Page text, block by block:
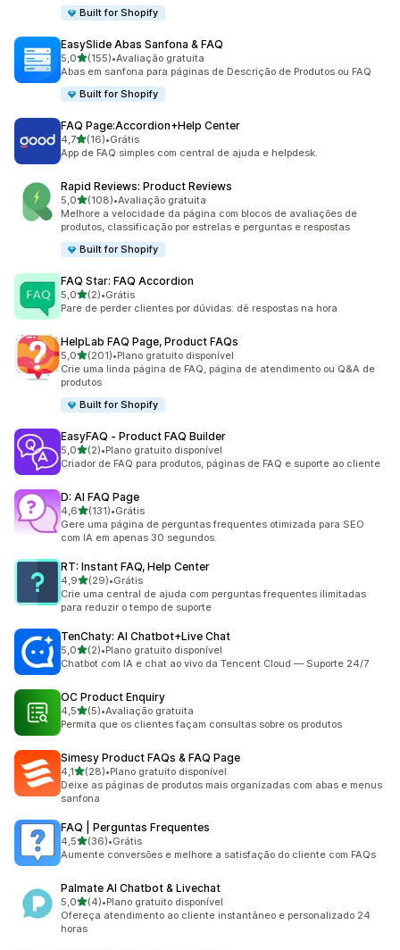
Built for Shopify
EasySlide Abas Sanfona & FAQ
5,0de 5 estrelas
(155)
155 avaliações ao todo
•Avaliação gratuita
Abas em sanfona para páginas de Descrição de Produtos ou FAQ
Built for Shopify
FAQ Page:Accordion+Help Center
4,7de 5 estrelas
(16)
16 avaliações ao todo
•Grátis
App de FAQ simples com central de ajuda e helpdesk.
Rapid Reviews: Product Reviews
5,0de 5 estrelas
(108)
108 avaliações ao todo
•Avaliação gratuita
Melhore a velocidade da página com blocos de avaliações de
produtos, classificação por estrelas e perguntas e respostas
Built for Shopify
FAQ Star: FAQ Accordion
5,0de 5 estrelas
(2)
2 avaliações ao todo
•Grátis
Pare de perder clientes por dúvidas: dê respostas na hora
HelpLab FAQ Page, Product FAQs
5,0de 5 estrelas
(201)
201 avaliações ao todo
•Plano gratuito disponível
Crie uma linda página de FAQ, página de atendimento ou Q&A de
produtos
Built for Shopify
EasyFAQ ‑ Product FAQ Builder
5,0de 5 estrelas
(2)
2 avaliações ao todo
•Plano gratuito disponível
Criador de FAQ para produtos, páginas de FAQ e suporte ao cliente
D: AI FAQ Page
4,6de 5 estrelas
(131)
131 avaliações ao todo
•Grátis
Gere uma página de perguntas frequentes otimizada para SEO
com IA em apenas 30 segundos.
RT: Instant FAQ, Help Center
4,9de 5 estrelas
(29)
29 avaliações ao todo
•Grátis
Crie uma central de ajuda com perguntas frequentes ilimitadas
para reduzir o tempo de suporte
TenChaty: AI Chatbot+Live Chat
5,0de 5 estrelas
(2)
2 avaliações ao todo
•Plano gratuito disponível
Chatbot com IA e chat ao vivo da Tencent Cloud — Suporte 24/7
OC Product Enquiry
4,5de 5 estrelas
(5)
5 avaliações ao todo
•Avaliação gratuita
Permita que os clientes façam consultas sobre os produtos
Simesy Product FAQs & FAQ Page
4,1de 5 estrelas
(28)
28 avaliações ao todo
•Plano gratuito disponível
Deixe as páginas de produtos mais organizadas com abas e menus
sanfona
FAQ | Perguntas Frequentes
4,5de 5 estrelas
(36)
36 avaliações ao todo
•Grátis
Aumente conversões e melhore a satisfação do cliente com FAQs
Palmate AI Chatbot & Livechat
5,0de 5 estrelas
(4)
4 avaliações ao todo
•Plano gratuito disponível
Ofereça atendimento ao cliente instantâneo e personalizado 24
horas